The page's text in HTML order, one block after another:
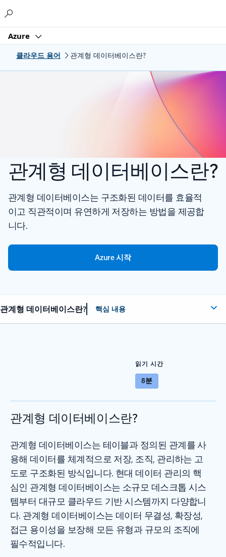
Azure
클라우드 용어 관계형 데이터베이스란?
관계형 데이터베이스란?
관계형 데이터베이스는 구조화된 데이터를 효율적
이고 직관적이며 유연하게 저장하는 방법을 제공합
니다.
Azure 시작
관계형 데이터베이스란? 핵심 내용
읽기 시간
8분
관계형 데이터베이스란?
관계형 데이터베이스는 테이블과 정의된 관계를 사
용해 데이터를 체계적으로 저장, 조직, 관리하는 고
도로 구조화된 방식입니다. 현대 데이터 관리의 핵
심인 관계형 데이터베이스는 소규모 데스크톱 시스
템부터 대규모 클라우드 기반 시스템까지 다양합니
다. 관계형 데이터베이스는 데이터 무결성, 확장성,
접근 용이성을 보장해 모든 유형과 규모의 조직에
필수적입니다.